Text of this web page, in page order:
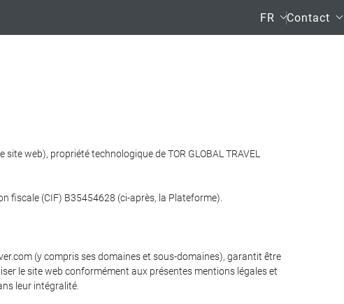
FR Contact
web), propriété technologique de TOR GLOBAL TRAVEL
fiscale (CIF) B35454628 (ci-après, la Plateforme).
(y compris ses domaines et sous-domaines), garantit être
le site web conformément aux présentes mentions légales et
leur intégralité.